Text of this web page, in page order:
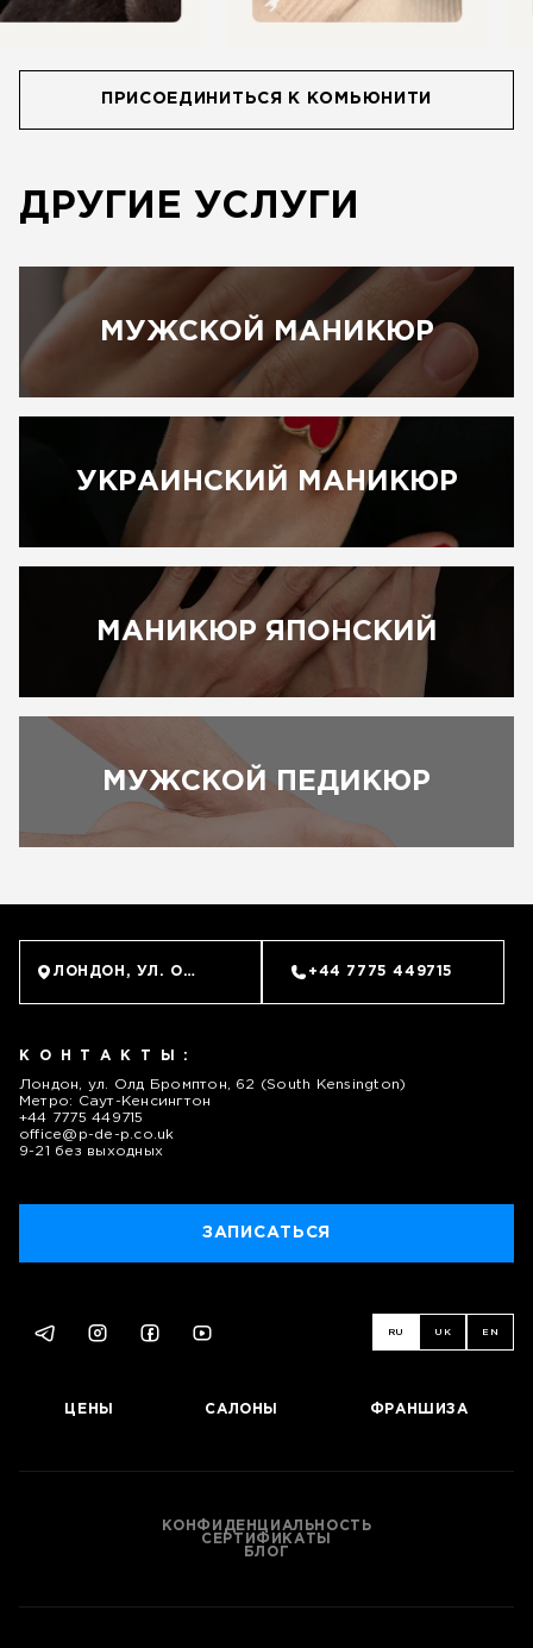
ПРИСОЕДИНИТЬСЯ К КОМЬЮНИТИ
ДРУГИЕ УСЛУГИ
МУЖСКОЙ МАНИКЮР
УКРАИНСКИЙ МАНИКЮР
МАНИКЮР ЯПОНСКИЙ
МУЖСКОЙ ПЕДИКЮР
ЛОНДОН, УЛ. ОЛД БРОМПТОН, 62 (SOUTH KENSINGTON)
+44 7775 449715
КОНТАКТЫ:
Лондон, ул. Олд Бромптон, 62 (South Kensington)
Метро: Саут-Кенсингтон
+44 7775 449715
office@p-de-p.co.uk
9-21 без выходных
ЗАПИСАТЬСЯ
RU UK EN
ЦЕНЫ САЛОНЫ ФРАНШИЗА
КОНФИДЕНЦИАЛЬНОСТЬ
СЕРТИФИКАТЫ
БЛОГ